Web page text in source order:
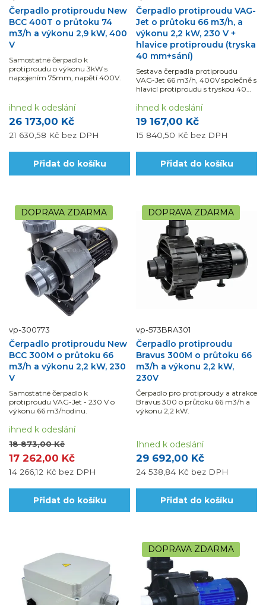
Čerpadlo protiproudu New
BCC 400T o průtoku 74
m3/h a výkonu 2,9 kW, 400
V
Samostatné čerpadlo k
protiproudu o výkonu 3kW s
napojením 75mm, napětí 400V.
26 173,00 Kč
21 630,58 Kč bez DPH
ihned k odeslání
Přidat do košíku
Čerpadlo protiproudu VAG-
Jet o průtoku 66 m3/h, a
výkonu 2,2 kW, 230 V +
hlavice protiproudu (tryska
40 mm+sání)
Sestava čerpadla protiproudu
VAG-Jet 66 m3/h, 400V společně s
hlavicí protiproudu s tryskou 40
19 167,00 Kč
15 840,50 Kč bez DPH
ihned k odeslání
Přidat do košíku
DOPRAVA ZDARMA
vp-300773
Čerpadlo protiproudu New
BCC 300M o průtoku 66
m3/h a výkonu 2,2 kW, 230
V
Samostatné čerpadlo k
protiproudu VAG-Jet - 230 V o
výkonu 66 m3/hodinu.
18 873,00 Kč
17 262,00 Kč
14 266,12 Kč bez DPH
ihned k odeslání
Přidat do košíku
DOPRAVA ZDARMA
vp-573BRA301
Čerpadlo protiproudu
Bravus 300M o průtoku 66
m3/h a výkonu 2,2 kW,
230V
Čerpadlo pro protiproudy a atrakce
Bravus 300 o průtoku 66 m3/h a
výkonu 2,2 kW.
29 692,00 Kč
24 538,84 Kč bez DPH
Ihned k odeslání
Přidat do košíku
DOPRAVA ZDARMA